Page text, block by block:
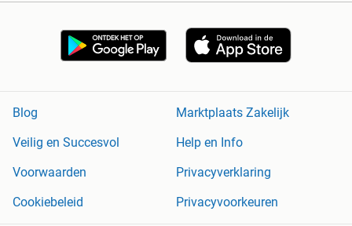
Blog
Marktplaats Zakelijk
Veilig en Succesvol
Help en Info
Voorwaarden
Privacyverklaring
Cookiebeleid
Privacyvoorkeuren